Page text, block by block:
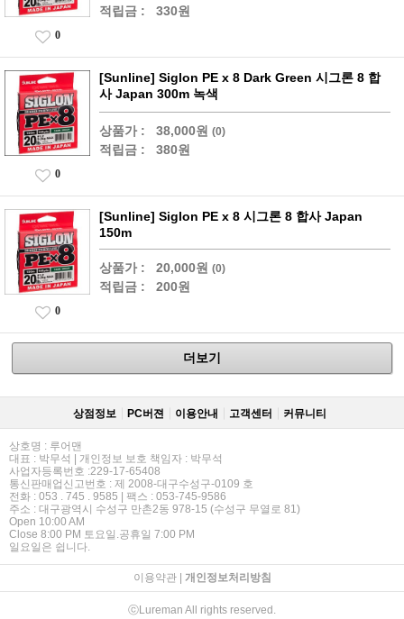
적립금 : 330원
0
[Sunline] Siglon PE x 8 Dark Green 시그론 8 합
사 Japan 300m 녹색
상품가 : 38,000원 (0)
적립금 : 380원
0
[Sunline] Siglon PE x 8 시그론 8 합사 Japan
150m
상품가 : 20,000원 (0)
적립금 : 200원
0
더보기
상점정보 PC버젼 이용안내 고객센터 커뮤니티
상호명 : 루어맨
대표 : 박무석 | 개인정보 보호 책임자 : 박무석
사업자등록번호 :229-17-65408
통신판매업신고번호 : 제 2008-대구수성구-0109 호
전화 : 053 . 745 . 9585 | 팩스 : 053-745-9586
주소 : 대구광역시 수성구 만촌2동 978-15 (수성구 무열로 81)
Open 10:00 AM
Close 8:00 PM 토요일.공휴일 7:00 PM
일요일은 쉽니다.
이용약관| 개인정보처리방침
ⓒLureman All rights reserved.